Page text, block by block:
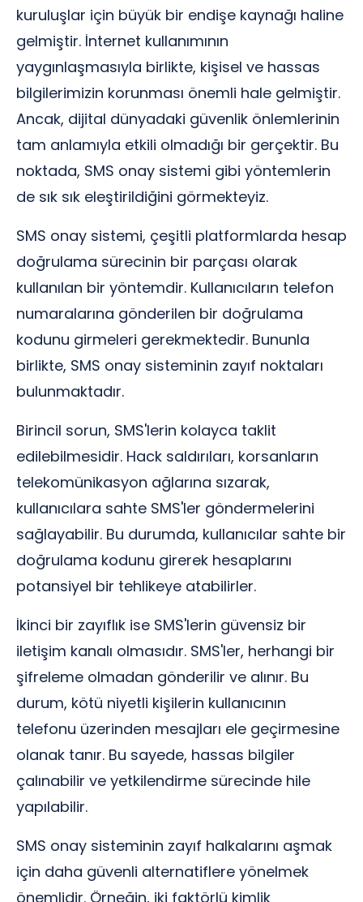
kuruluşlar için büyük bir endişe kaynağı haline
gelmiştir. İnternet kullanımının
yaygınlaşmasıyla birlikte, kişisel ve hassas
bilgilerimizin korunması önemli hale gelmiştir.
Ancak, dijital dünyadaki güvenlik önlemlerinin
tam anlamıyla etkili olmadığı bir gerçektir. Bu
noktada, SMS onay sistemi gibi yöntemlerin
de sık sık eleştirildiğini görmekteyiz.
SMS onay sistemi, çeşitli platformlarda hesap
doğrulama sürecinin bir parçası olarak
kullanılan bir yöntemdir. Kullanıcıların telefon
numaralarına gönderilen bir doğrulama
kodunu girmeleri gerekmektedir. Bununla
birlikte, SMS onay sisteminin zayıf noktaları
bulunmaktadır.
Birincil sorun, SMS'lerin kolayca taklit
edilebilmesidir. Hack saldırıları, korsanların
telekomünikasyon ağlarına sızarak,
kullanıcılara sahte SMS'ler göndermelerini
sağlayabilir. Bu durumda, kullanıcılar sahte bir
doğrulama kodunu girerek hesaplarını
potansiyel bir tehlikeye atabilirler.
İkinci bir zayıflık ise SMS'lerin güvensiz bir
iletişim kanalı olmasıdır. SMS'ler, herhangi bir
şifreleme olmadan gönderilir ve alınır. Bu
durum, kötü niyetli kişilerin kullanıcının
telefonu üzerinden mesajları ele geçirmesine
olanak tanır. Bu sayede, hassas bilgiler
çalınabilir ve yetkilendirme sürecinde hile
yapılabilir.
SMS onay sisteminin zayıf halkalarını aşmak
için daha güvenli alternatiflere yönelmek
önemlidir. Örneğin, iki faktörlü kimlik